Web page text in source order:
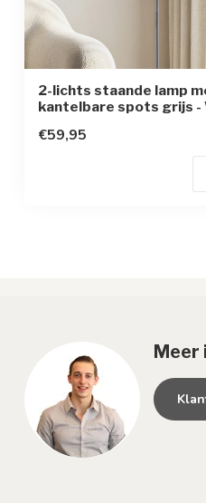
2-lichts staande lamp
kantelbare spots grijs -
€59,95
Meer